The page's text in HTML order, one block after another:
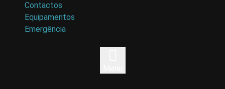
Contactos
Equipamentos
Emergência